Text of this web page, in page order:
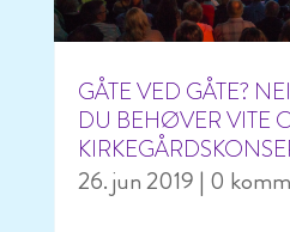
GÅTE VED GÅTE?
DU BEHØVER VITE
26. jun 2019 | 0